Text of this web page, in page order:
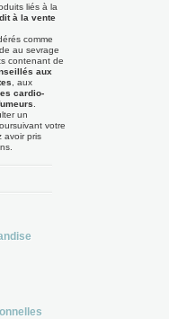
liés à la
à la vente
comme
au sevrage
contenant de
aux
, aux
cardio-
un
votre
avoir pris